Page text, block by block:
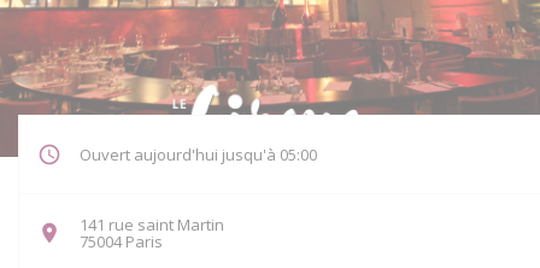
Ouvert aujourd'hui jusqu'à 05:00
141 rue saint Martin
75004 Paris